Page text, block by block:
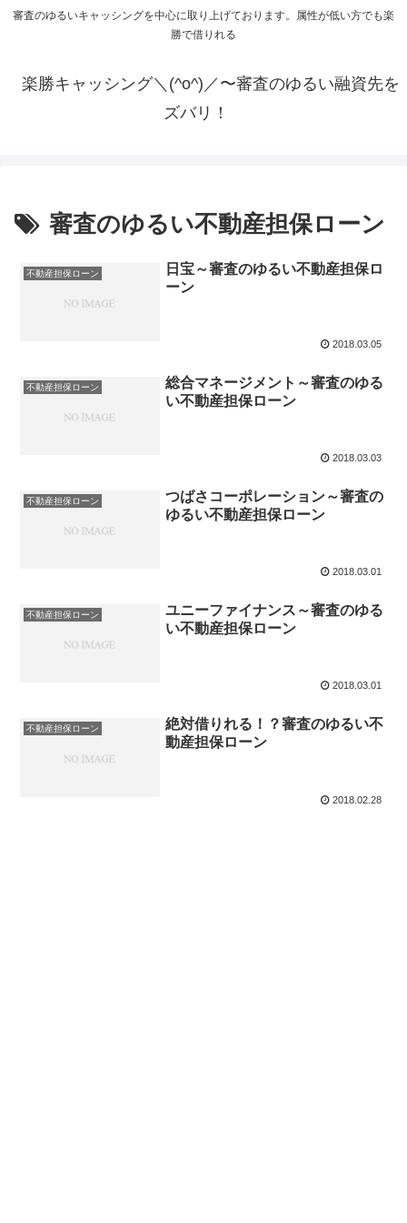
審査のゆるいキャッシングを中心に取り上げております。属性が低い方でも楽
勝で借りれる
楽勝キャッシング＼(^o^)／〜審査のゆるい融資先を
ズバリ！
審査のゆるい不動産担保ローン
不動産担保ローン
日宝～審査のゆるい不動産担保ロ
ーン
2018.03.05
不動産担保ローン
総合マネージメント～審査のゆる
い不動産担保ローン
2018.03.03
不動産担保ローン
つばさコーポレーション～審査の
ゆるい不動産担保ローン
2018.03.01
不動産担保ローン
ユニーファイナンス～審査のゆる
い不動産担保ローン
2018.03.01
不動産担保ローン
絶対借りれる！？審査のゆるい不
動産担保ローン
2018.02.28